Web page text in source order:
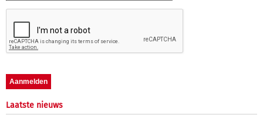
Laatste nieuws